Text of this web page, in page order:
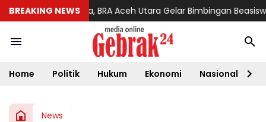
BREAKING NEWS
Anak Muda, BRA Aceh Utara Gelar Bimbingan Beasiswa
Home Politik Hukum Ekonomi Nasional
News